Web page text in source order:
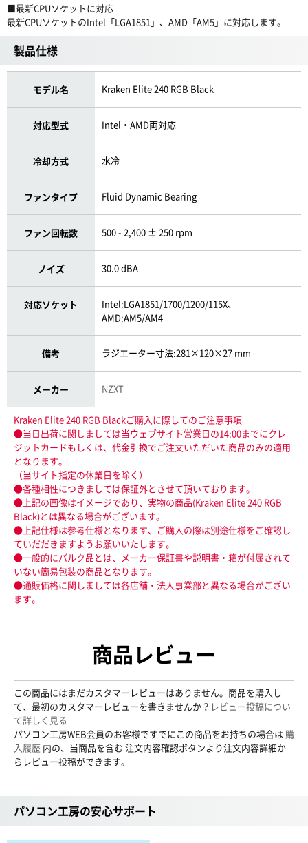
■最新CPUソケットに対応
最新CPUソケットのIntel「LGA1851」、AMD「AM5」に対応します。
製品仕様
モデル名 Kraken Elite 240 RGB Black
対応型式 Intel・AMD両対応
冷却方式 水冷
ファンタイプ Fluid Dynamic Bearing
ファン回転数 500 - 2,400 ± 250 rpm
ノイズ 30.0 dBA
対応ソケット
Intel:LGA1851/1700/1200/115X、
AMD:AM5/AM4
備考 ラジエーター寸法:281×120×27 mm
メーカー NZXT
Kraken Elite 240 RGB Blackご購入に際してのご注意事項
●当日出荷に関しましては当ウェブサイト営業日の14:00までにクレ
ジットカードもしくは、代金引換でご注文いただいた商品のみの適用
となります。
（当サイト指定の休業日を除く）
●各種相性につきましては保証外とさせて頂いております。
●上記の画像はイメージであり、実物の商品(Kraken Elite 240 RGB
Black)とは異なる場合がございます。
●上記仕様は参考仕様となります、ご購入の際は別途仕様をご確認し
ていだだきますようお願いいたします。
●一般的にバルク品とは、メーカー保証書や説明書・箱が付属されて
いない簡易包装の商品となります。
●通販価格に関しましては各店舗・法人事業部と異なる場合がござい
ます。
商品レビュー
この商品にはまだカスタマーレビューはありません。商品を購入し
て、最初のカスタマーレビューを書きませんか？ レビュー投稿につい
て詳しく見る
パソコン工房WEB会員のお客様ですでにこの商品をお持ちの場合は 購
入履歴 内の、当商品を含む 注文内容確認ボタンより注文内容詳細か
らレビュー投稿ができます。
パソコン工房の安心サポート